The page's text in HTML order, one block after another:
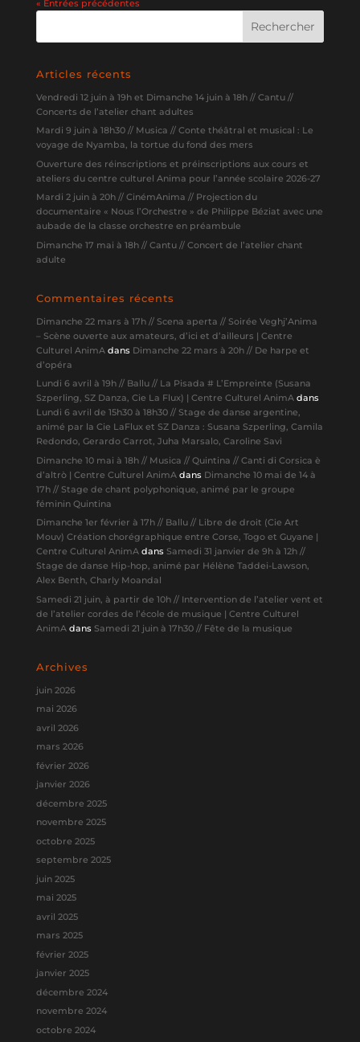
« Entrées précédentes
Articles récents
Vendredi 12 juin à 19h et Dimanche 14 juin à 18h // Cantu //
Concerts de l’atelier chant adultes
Mardi 9 juin à 18h30 // Musica // Conte théâtral et musical : Le
voyage de Nyamba, la tortue du fond des mers
Ouverture des réinscriptions et préinscriptions aux cours et
ateliers du centre culturel Anima pour l’année scolaire 2026-27
Mardi 2 juin à 20h // CinémAnima // Projection du
documentaire « Nous l’Orchestre » de Philippe Béziat avec une
aubade de la classe orchestre en préambule
Dimanche 17 mai à 18h // Cantu // Concert de l’atelier chant
adulte
Commentaires récents
Dimanche 22 mars à 17h // Scena aperta // Soirée Veghj’Anima
– Scène ouverte aux amateurs, d’ici et d’ailleurs | Centre
Culturel AnimAdans Dimanche 22 mars à 20h // De harpe et
d’opéra
Lundi 6 avril à 19h // Ballu // La Pisada # L’Empreinte (Susana
Szperling, SZ Danza, Cie La Flux) | Centre Culturel AnimAdans
Lundi 6 avril de 15h30 à 18h30 // Stage de danse argentine,
animé par la Cie LaFlux et SZ Danza : Susana Szperling, Camila
Redondo, Gerardo Carrot, Juha Marsalo, Caroline Savi
Dimanche 10 mai à 18h // Musica // Quintina // Canti di Corsica è
d’altrò | Centre Culturel AnimAdans Dimanche 10 mai de 14 à
17h // Stage de chant polyphonique, animé par le groupe
féminin Quintina
Dimanche 1er février à 17h // Ballu // Libre de droit (Cie Art
Mouv) Création chorégraphique entre Corse, Togo et Guyane |
Centre Culturel AnimAdans Samedi 31 janvier de 9h à 12h //
Stage de danse Hip-hop, animé par Hélène Taddei-Lawson,
Alex Benth, Charly Moandal
Samedi 21 juin, à partir de 10h // Intervention de l’atelier vent et
de l’atelier cordes de l’école de musique | Centre Culturel
AnimAdans Samedi 21 juin à 17h30 // Fête de la musique
Archives
juin 2026
mai 2026
avril 2026
mars 2026
février 2026
janvier 2026
décembre 2025
novembre 2025
octobre 2025
septembre 2025
juin 2025
mai 2025
avril 2025
mars 2025
février 2025
janvier 2025
décembre 2024
novembre 2024
octobre 2024